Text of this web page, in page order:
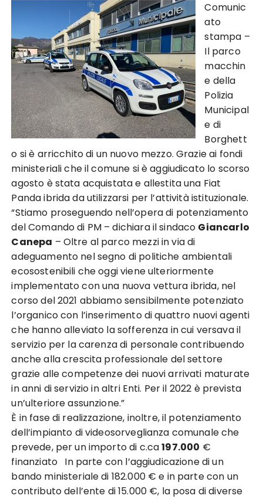
Comunic
ato
stampa –
Il parco
macchin
e della
Polizia
Municipal
e di
Borghett
o si è arricchito di un nuovo mezzo. Grazie ai fondi
ministeriali che il comune si è aggiudicato lo scorso
agosto è stata acquistata e allestita una Fiat
Panda ibrida da utilizzarsi per l’attività istituzionale.
“Stiamo proseguendo nell’opera di potenziamento
del Comando di PM – dichiara il sindaco Giancarlo
Canepa – Oltre al parco mezzi in via di
adeguamento nel segno di politiche ambientali
ecosostenibili che oggi viene ulteriormente
implementato con una nuova vettura ibrida, nel
corso del 2021 abbiamo sensibilmente potenziato
l’organico con l’inserimento di quattro nuovi agenti
che hanno alleviato la sofferenza in cui versava il
servizio per la carenza di personale contribuendo
anche alla crescita professionale del settore
grazie alle competenze dei nuovi arrivati maturate
in anni di servizio in altri Enti. Per il 2022 è prevista
un’ulteriore assunzione.”
È in fase di realizzazione, inoltre, il potenziamento
dell’impianto di videosorveglianza comunale che
prevede, per un importo di c.ca197.000 €
finanziato In parte con l’aggiudicazione di un
bando ministeriale di 182.000 € e in parte con un
contributo dell’ente di 15.000 €, la posa di diverse